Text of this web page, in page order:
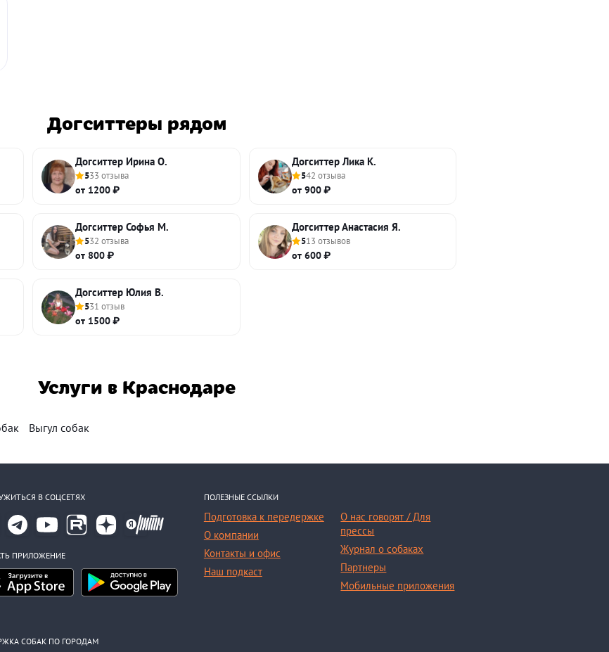
Догситтеры рядом
Догситтер Ирина О.
533 отзыва
от 1200 ₽
Догситтер Лика К.
542 отзыва
от 900 ₽
Догситтер Софья М.
532 отзыва
от 800 ₽
Догситтер Анастасия Я.
513 отзывов
от 600 ₽
Догситтер Юлия В.
531 отзыв
от 1500 ₽
Услуги в Краснодаре
Выгул собак
В СОЦСЕТЯХ
ПРИЛОЖЕНИЕ
ПОЛЕЗНЫЕ ССЫЛКИ
Подготовка к передержке
О компании
Контакты и офис
Наш подкаст
О нас говорят / Для
прессы
Журнал о собаках
Партнеры
Мобильные приложения
СОБАК ПО ГОРОДАМ